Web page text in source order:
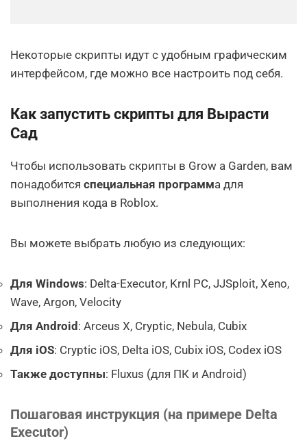
Некоторые скрипты идут с удобным графическим
интерфейсом, где можно все настроить под себя.
Как запустить скрипты для Вырасти
Сад
Чтобы использовать скрипты в Grow a Garden, вам
понадобится специальная программа для
выполнения кода в Roblox.
Вы можете выбрать любую из следующих:
Для Windows: Delta-Executor, Krnl PC, JJSploit, Xeno,
Wave, Argon, Velocity
Для Android: Arceus X, Cryptic, Nebula, Cubix
Для iOS: Cryptic iOS, Delta iOS, Cubix iOS, Codex iOS
Также доступны: Fluxus (для ПК и Android)
Пошаговая инструкция (на примере Delta
Executor)